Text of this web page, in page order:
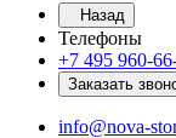
Назад
Телефоны
+7 495 960-
Заказать
info@nova-